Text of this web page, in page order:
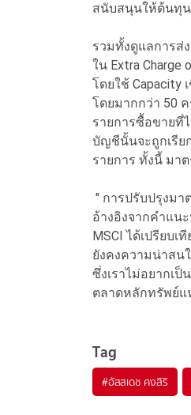
สนับสนุนให้ต้นทุ
รวมทั้งดูแลการส่
ใน Extra Charge
โดยใช้ Capacity
โดยมากกว่า 50
รายการซื้อขายที่
บัญชีนั้นจะถูกเรีย
รายการ ทั้งนี้ มา
" การปรับปรุงมา
อ้างอิงจากคำแน
MSCI ได้เปรียบ
ยังคงความน่าสน
ซึ่งเราไม่อยากเ
ตลาดหลักทรัพย์แ
Tag
#อัสสเดช คงสิริ